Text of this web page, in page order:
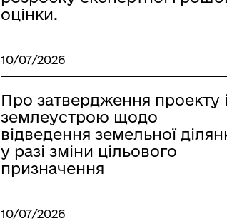
оцінки.
10/07/2026
Про затвердження проекту
землеустрою щодо
відведення земельної
у разі зміни цільового
призначення
10/07/2026